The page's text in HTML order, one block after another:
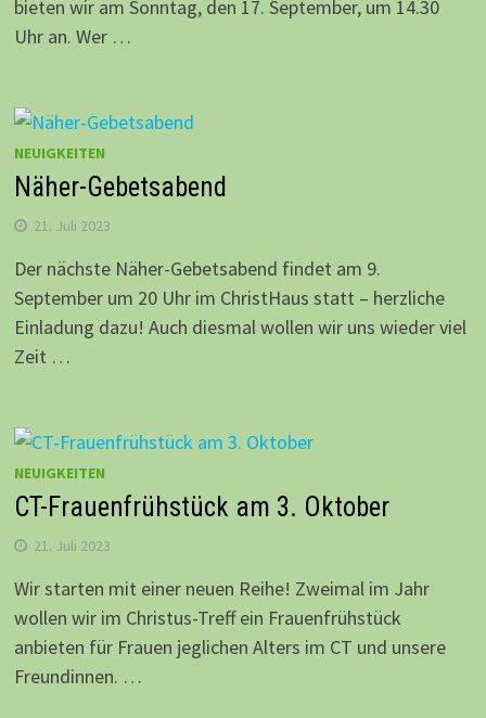
bieten wir am Sonntag, den 17. September, um 14.30
Uhr an. Wer …
NEUIGKEITEN
Näher-Gebetsabend
21. Juli 2023
Der nächste Näher-Gebetsabend findet am 9.
September um 20 Uhr im ChristHaus statt – herzliche
Einladung dazu! Auch diesmal wollen wir uns wieder viel
Zeit …
NEUIGKEITEN
CT-Frauenfrühstück am 3. Oktober
21. Juli 2023
Wir starten mit einer neuen Reihe! Zweimal im Jahr
wollen wir im Christus-Treff ein Frauenfrühstück
anbieten für Frauen jeglichen Alters im CT und unsere
Freundinnen. …